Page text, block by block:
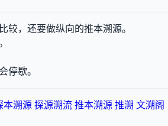
较，还要做纵向的推本溯源。
停歇。
本溯源 探源溯流 推本溯源 推溯 文溯阁